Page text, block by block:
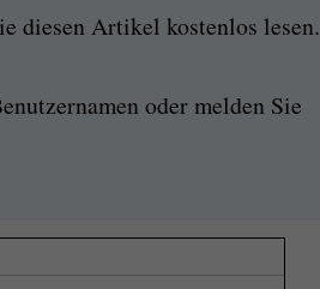
diesen Artikel kostenlos lesen.
oder melden Sie